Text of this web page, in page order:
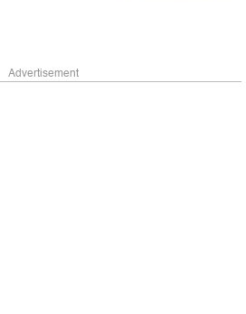
Advertisement